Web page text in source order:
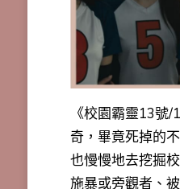
《校園霸靈13號
奇，畢竟死掉的
也慢慢地去挖掘
施暴或旁觀者、